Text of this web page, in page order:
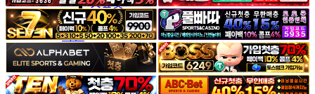
스포츠
기타
야썰
고객센터
공지&이벤트